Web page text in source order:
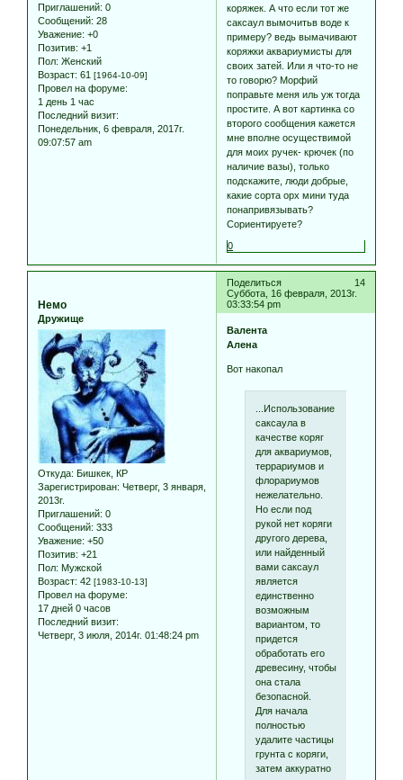
Приглашений: 0
Сообщений: 28
Уважение: +0
Позитив: +1
Пол: Женский
Возраст: 61 [1964-10-09]
Провел на форуме:
1 день 1 час
Последний визит:
Понедельник, 6 февраля, 2017г.
09:07:57 am
коряжек. А что если тот же
саксаул вымочитьв воде к
примеру? ведь вымачивают
коряжки аквариумисты для
своих затей. Или я что-то не
то говорю? Морфий
поправьте меня иль уж тогда
простите. А вот картинка со
второго сообщения кажется
мне вполне осуществимой
для моих ручек- крючек (по
наличие вазы), только
подскажите, люди добрые,
какие сорта орх мини туда
понапривязывать?
Сориентируете?
0
Поделиться
14
Суббота, 16 февраля, 2013г.
03:33:54 pm
Немо
Дружище
Откуда: Бишкек, КР
Зарегистрирован: Четверг, 3 января,
2013г.
Приглашений: 0
Сообщений: 333
Уважение: +50
Позитив: +21
Пол: Мужской
Возраст: 42 [1983-10-13]
Провел на форуме:
17 дней 0 часов
Последний визит:
Четверг, 3 июля, 2014г. 01:48:24 pm
Валента
Алена
Вот накопал
...Использование
саксаула в
качестве коряг
для аквариумов,
террариумов и
флорариумов
нежелательно.
Но если под
рукой нет коряги
другого дерева,
или найденный
вами саксаул
является
единственно
возможным
вариантом, то
придется
обработать его
древесину, чтобы
она стала
безопасной.
Для начала
полностью
удалите частицы
грунта с коряги,
затем аккуратно